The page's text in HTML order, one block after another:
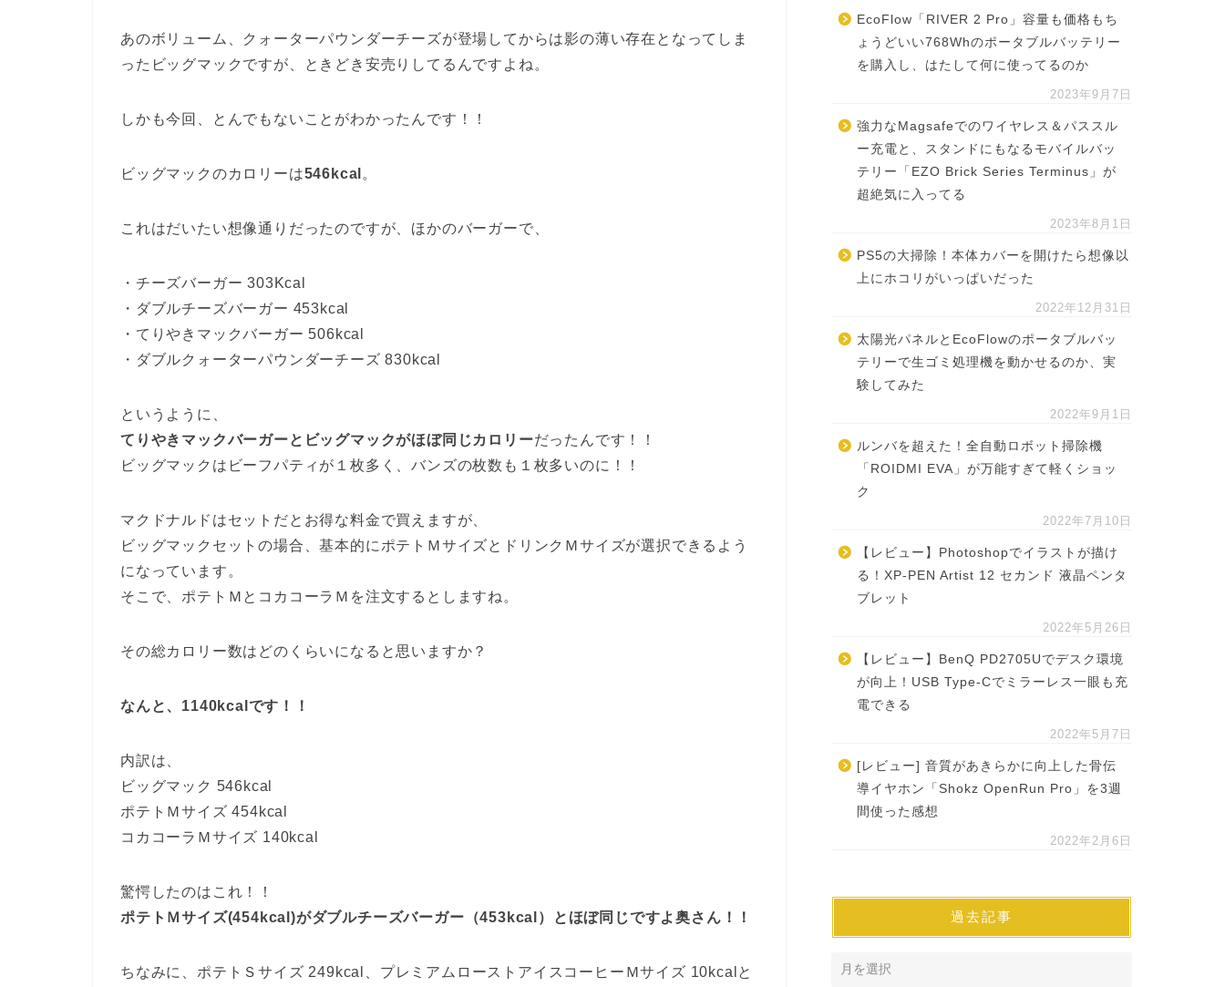
あのボリューム、クォーターパウンダーチーズが登場してからは影の薄い存在となってしま
ったビッグマックですが、ときどき安売りしてるんですよね。
しかも今回、とんでもないことがわかったんです！！
ビッグマックのカロリーは546kcal 。
これはだいたい想像通りだったのですが、ほかのバーガーで、
・チーズバーガー 303Kcal
・ダブルチーズバーガー 453kcal
・てりやきマックバーガー 506kcal
・ダブルクォーターパウンダーチーズ 830kcal
というように、
てりやきマックバーガーとビッグマックがほぼ同じカロリーだったんです！！
ビッグマックはビーフパティが１枚多く、バンズの枚数も１枚多いのに！！
マクドナルドはセットだとお得な料金で買えますが、
ビッグマックセットの場合、基本的にポテトＭサイズとドリンクＭサイズが選択できるよう
になっています。
そこで、ポテトＭとコカコーラＭを注文するとしますね。
その総カロリー数はどのくらいになると思いますか？
なんと、1140kcalです！！
内訳は、
ビッグマック 546kcal
ポテトＭサイズ 454kcal
コカコーラＭサイズ 140kcal
驚愕したのはこれ！！
ポテトＭサイズ(454kcal)がダブルチーズバーガー（453kcal）とほぼ同じですよ奥さん！！
ちなみに、ポテトＳサイズ 249kcal、プレミアムローストアイスコーヒーＭサイズ 10kcalと
EcoFlow「RIVER 2 Pro」容量も価格もち
ょうどいい768Whのポータブルバッテリー
を購入し、はたして何に使ってるのか
2023年9月7日
強力なMagsafeでのワイヤレス＆パススル
ー充電と、スタンドにもなるモバイルバッ
テリー「EZO Brick Series Terminus」が
超絶気に入ってる
2023年8月1日
PS5の大掃除！本体カバーを開けたら想像以
上にホコリがいっぱいだった
2022年12月31日
太陽光パネルとEcoFlowのポータブルバッ
テリーで生ゴミ処理機を動かせるのか、実
験してみた
2022年9月1日
ルンバを超えた！全自動ロボット掃除機
「ROIDMI EVA」が万能すぎて軽くショッ
ク
2022年7月10日
【レビュー】Photoshopでイラストが描け
る！XP-PEN Artist 12 セカンド 液晶ペンタ
ブレット
2022年5月26日
【レビュー】BenQ PD2705Uでデスク環境
が向上！USB Type-Cでミラーレス一眼も充
電できる
2022年5月7日
[レビュー] 音質があきらかに向上した骨伝
導イヤホン「Shokz OpenRun Pro」を3週
間使った感想
2022年2月6日
過去記事